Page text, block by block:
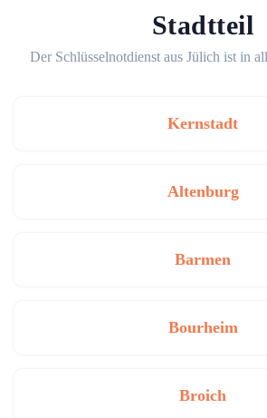
Stadtteil
Der Schlüsselnotdienst aus Jülich ist in
Kernstadt
Altenburg
Barmen
Bourheim
Broich